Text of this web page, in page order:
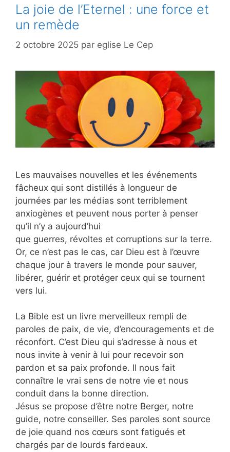
La joie de l’Eternel : une force et
un remède
2 octobre 2025 par eglise Le Cep
Les mauvaises nouvelles et les événements
fâcheux qui sont distillés à longueur de
journées par les médias sont terriblement
anxiogènes et peuvent nous porter à penser
qu’il n’y a aujourd’hui
que guerres, révoltes et corruptions sur la terre.
Or, ce n’est pas le cas, car Dieu est à l’œuvre
chaque jour à travers le monde pour sauver,
libérer, guérir et protéger ceux qui se tournent
vers lui.
La Bible est un livre merveilleux rempli de
paroles de paix, de vie, d’encouragements et de
réconfort. C’est Dieu qui s’adresse à nous et
nous invite à venir à lui pour recevoir son
pardon et sa paix profonde. Il nous fait
connaître le vrai sens de notre vie et nous
conduit dans la bonne direction.
Jésus se propose d’être notre Berger, notre
guide, notre conseiller. Ses paroles sont source
de joie quand nos cœurs sont fatigués et
chargés par de lourds fardeaux.